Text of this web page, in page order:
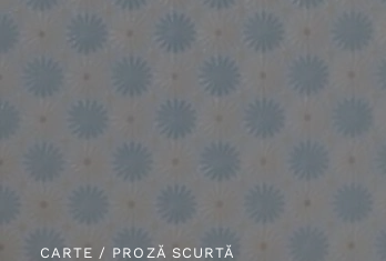
CARTE / PROZĂ SCURTĂ